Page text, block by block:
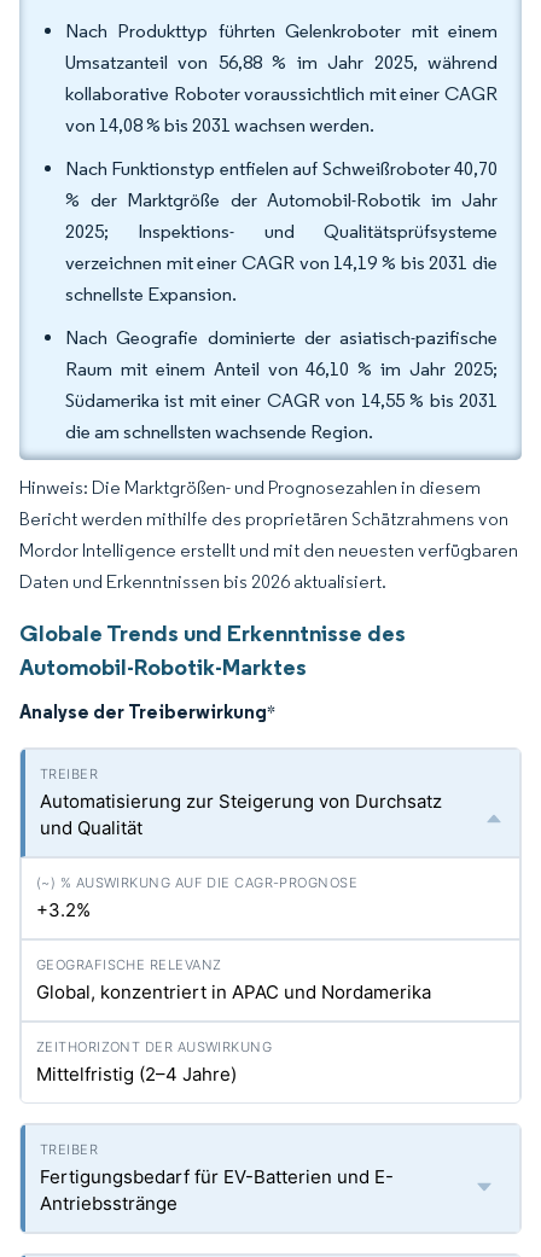
Nach Produkttyp führten Gelenkroboter mit einem
Umsatzanteil von 56,88 % im Jahr 2025, während
kollaborative Roboter voraussichtlich mit einer CAGR
von 14,08 % bis 2031 wachsen werden.
Nach Funktionstyp entfielen auf Schweißroboter 40,70
% der Marktgröße der Automobil-Robotik im Jahr
2025; Inspektions- und Qualitätsprüfsysteme
verzeichnen mit einer CAGR von 14,19 % bis 2031 die
schnellste Expansion.
Nach Geografie dominierte der asiatisch-pazifische
Raum mit einem Anteil von 46,10 % im Jahr 2025;
Südamerika ist mit einer CAGR von 14,55 % bis 2031
die am schnellsten wachsende Region.
Hinweis: Die Marktgrößen- und Prognosezahlen in diesem
Bericht werden mithilfe des proprietären Schätzrahmens von
Mordor Intelligence erstellt und mit den neuesten verfügbaren
Daten und Erkenntnissen bis 2026 aktualisiert.
Globale Trends und Erkenntnisse des
Automobil-Robotik-Marktes
Analyse der Treiberwirkung*
Automatisierung zur Steigerung von Durchsatz
und Qualität
+3.2%
Global, konzentriert in APAC und Nordamerika
Mittelfristig (2–4 Jahre)
Fertigungsbedarf für EV-Batterien und E-
Antriebsstränge